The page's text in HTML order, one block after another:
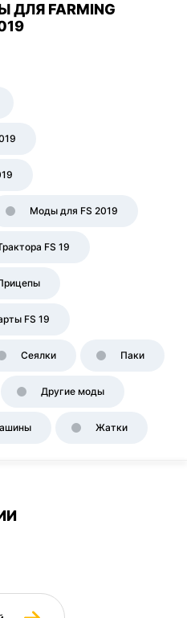
FARMING
Моды для FS 2019
FS 19
FS 19
Сеялки Паки
Другие моды
Жатки